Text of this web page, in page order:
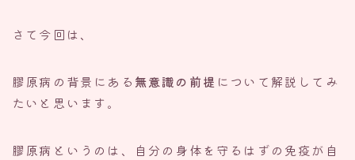
さて今回は、
膠原病の背景にある 無意識の前提 について解説してみ
たいと思います。
膠原病というのは、自分の身体を守るはずの免疫が自